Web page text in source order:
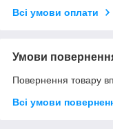
Всі умови оплати
Умови
Повернення товару
Всі умови